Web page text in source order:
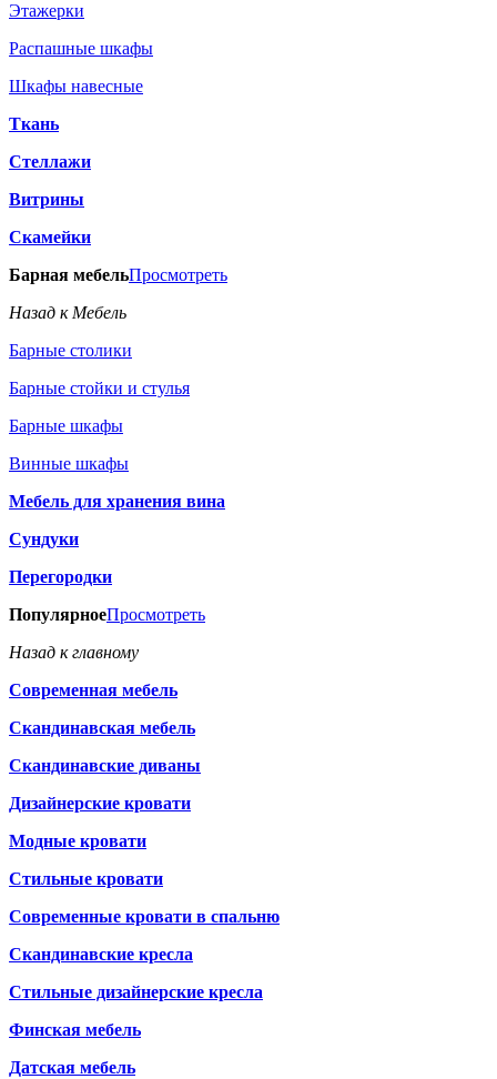
Этажерки
Распашные шкафы
Шкафы навесные
Ткань
Стеллажи
Витрины
Скамейки
Барная мебельПросмотреть
Назад к Мебель
Барные столики
Барные стойки и стулья
Барные шкафы
Винные шкафы
Мебель для хранения вина
Сундуки
Перегородки
ПопулярноеПросмотреть
Назад к главному
Современная мебель
Скандинавская мебель
Скандинавские диваны
Дизайнерские кровати
Модные кровати
Стильные кровати
Современные кровати в спальню
Скандинавские кресла
Стильные дизайнерские кресла
Финская мебель
Датская мебель